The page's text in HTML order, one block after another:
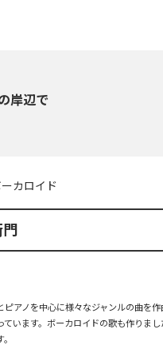
岸辺で
カロイド
ピアノを中心に様々なジャンルの曲を
ています。ボーカロイドの歌も作りま